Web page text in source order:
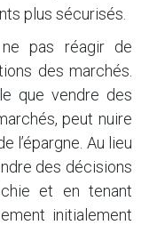
plus sécurisés.
pas réagir de
des marchés.
que vendre des
peut nuire
l’épargne. Au lieu
des décisions
et en tenant
initialement